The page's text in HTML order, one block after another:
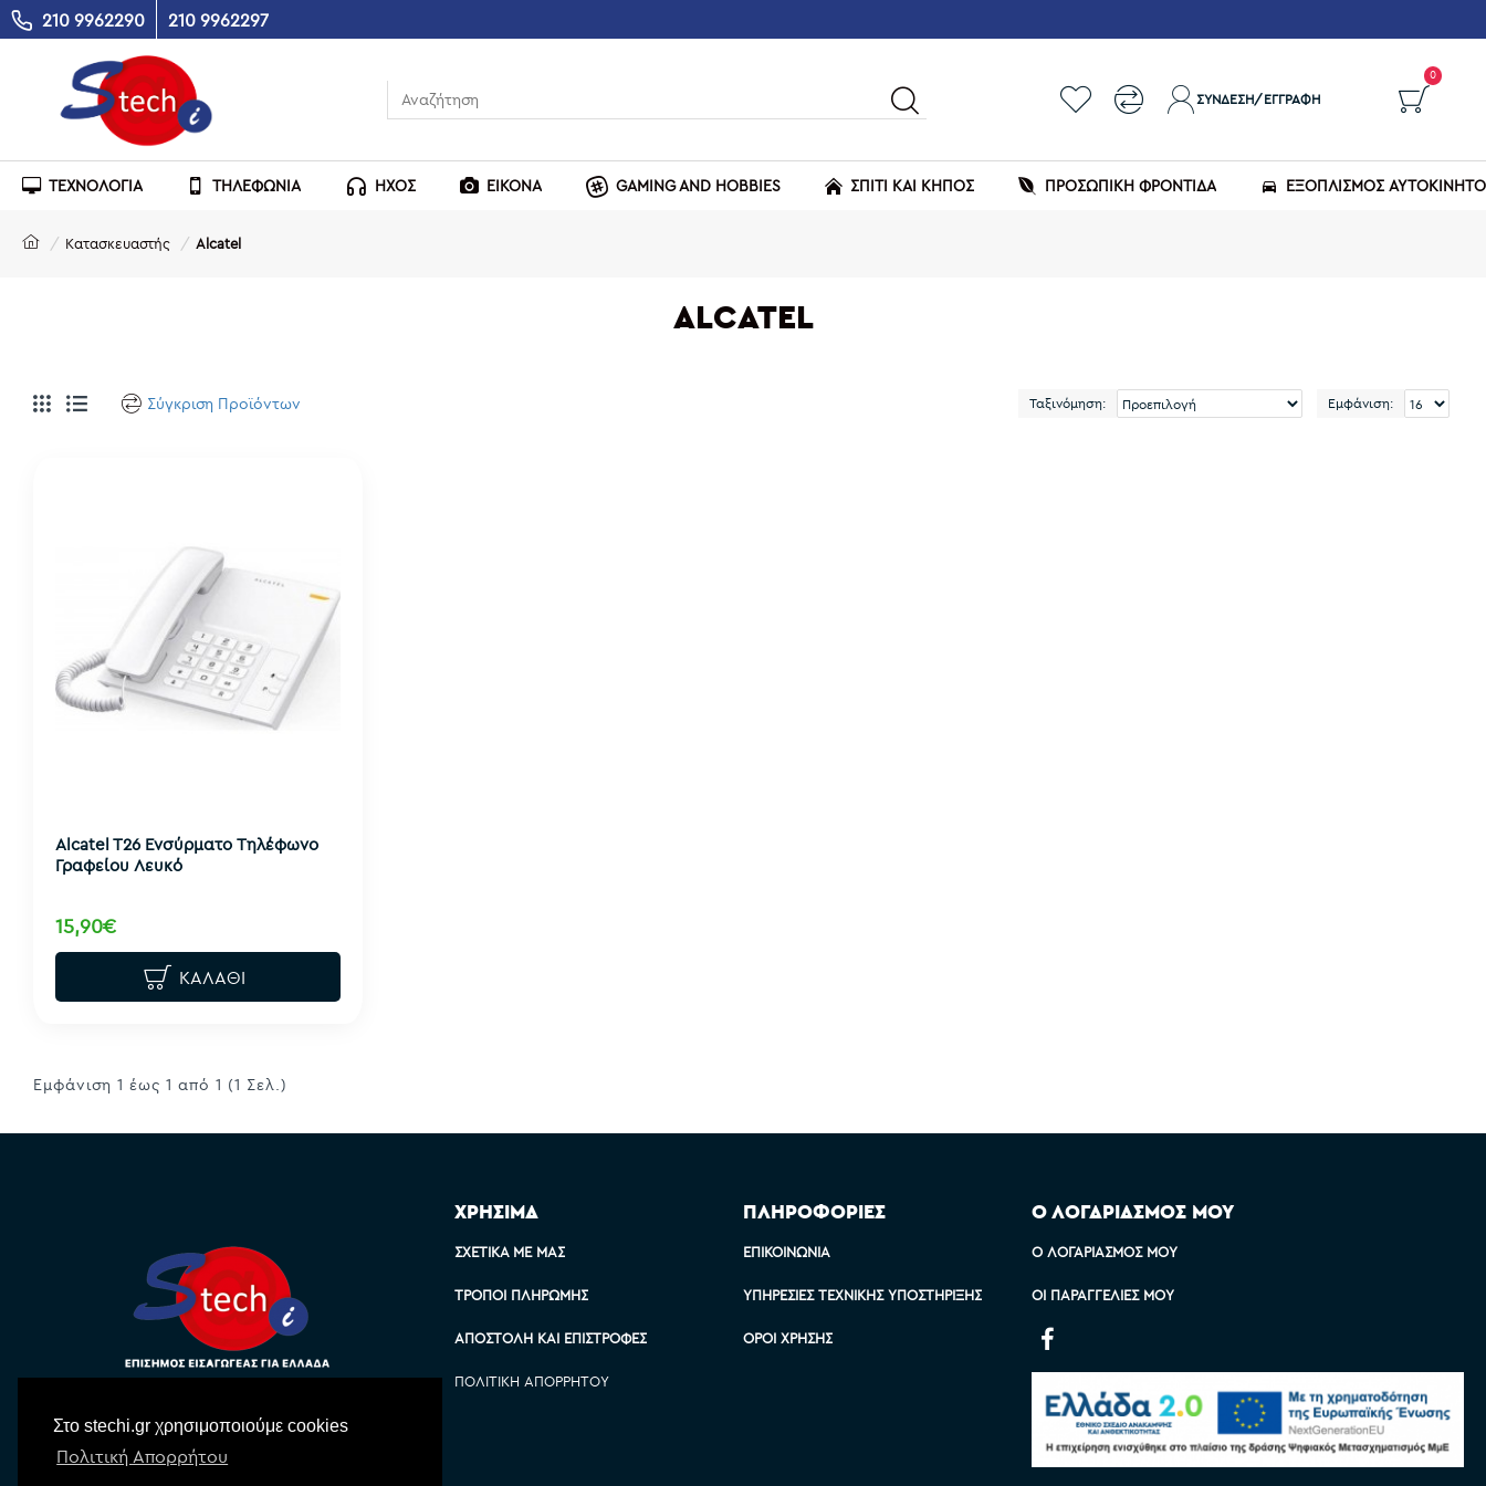
Στο stechi.gr χρησιμοποιούμε cookies
Πολιτική Απορρήτου
210 9962290 210 9962297
ΣΎΝΔΕΣΗ/ΕΓΓΡΑΦΉ
0
ΤΕΧΝΟΛΟΓΙΑ ΤΗΛΕΦΩΝΙΑ ΗΧΟΣ ΕΙΚΟΝΑ GAMING AND HOBBIES ΣΠΙΤΙ ΚΑΙ ΚΗΠΟΣ ΠΡΟΣΩΠΙΚΗ ΦΡΟΝΤΙΔΑ ΕΞΟΠΛΙΣΜΌΣ
Κατασκευαστής Alcatel
ALCATEL
Σύγκριση Προϊόντων Ταξινόμηση: Εμφάνιση:
Alcatel T26 Ενσύρματο Τηλέφωνο
Γραφείου Λευκό
15,90€
ΚΑΛΆΘΙ
Εμφάνιση 1 έως 1 από 1 (1 Σελ.)
ΧΡΗΣΙΜΑ
ΣΧΕΤΙΚΆ ΜΕ ΜΑΣ
ΤΡΌΠΟΙ ΠΛΗΡΩΜΉΣ
ΑΠΟΣΤΟΛΉ ΚΑΙ ΕΠΙΣΤΡΟΦΈΣ
ΠΟΛΙΤΙΚΉ ΑΠΟΡΡΉΤΟΥ
ΠΛΗΡΟΦΟΡΙΕΣ
ΕΠΙΚΟΙΝΩΝΊΑ
ΥΠΗΡΕΣΊΕΣ ΤΕΧΝΙΚΉΣ ΥΠΟΣΤΉΡΙΞΗΣ
ΌΡΟΙ ΧΡΉΣΗΣ
Ο ΛΟΓΑΡΙΑΣΜΟΣ ΜΟΥ
Ο ΛΟΓΑΡΙΑΣΜΌΣ ΜΟΥ
ΟΙ ΠΑΡΑΓΓΕΛΊΕΣ ΜΟΥ